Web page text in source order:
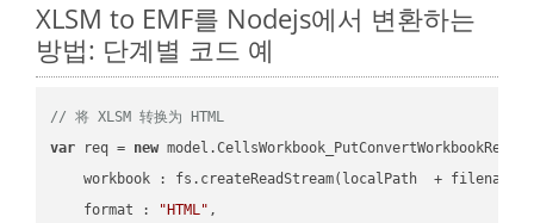
XLSM to EMF를 Nodejs에서 변환하는
방법: 단계별 코드 예
// 将 XLSM 转换为 HTML
var req = new
workbook : fs.createReadStream(localPath  + filename
format : "HTML" ,